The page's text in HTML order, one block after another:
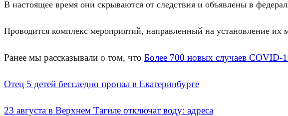
В настоящее время они скрываются от следствия и объявлены в
Проводится комплекс мероприятий, направленный на установление их
Ранее мы рассказывали о том, что Более 700 новых случаев COVID-
Отец 5 детей бесследно пропал в Екатеринбурге
23 августа в Верхнем Тагиле отключат воду: адреса